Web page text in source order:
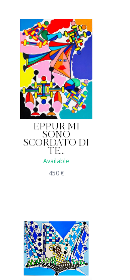
EPPUR MI
SONO
SCORDATO DI
TE...
Available
450€